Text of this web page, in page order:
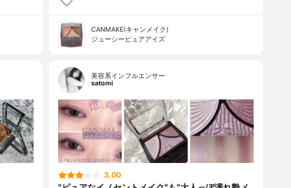
CANMAKE(キャンメイク)
ジューシーピュアアイズ
美容系インフルエンサー
satomi
3.00